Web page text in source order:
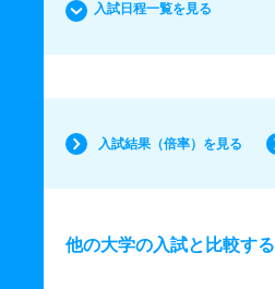
入試日程一覧を見る
入試結果（倍率）を見る
他の大学の入試と比較する